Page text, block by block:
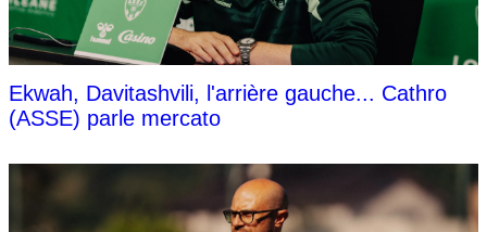
Ekwah, Davitashvili, l'arrière gauche... Cathro
(ASSE) parle mercato